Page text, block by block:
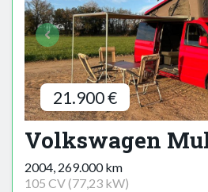
21.900 €
Volkswagen
2004, 269.000 km
105 CV (77,23 kW)